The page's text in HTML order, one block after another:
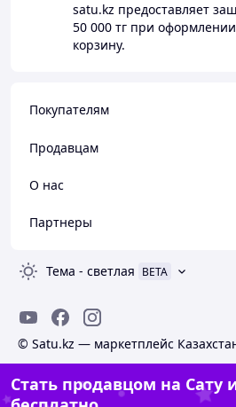
satu.kz предоставляет
50 000 тг при оформлении
корзину.
Покупателям
Продавцам
О нас
Партнеры
Тема - светлая BETA
© Satu.kz — маркетплейс
Стать продавцом на Сату